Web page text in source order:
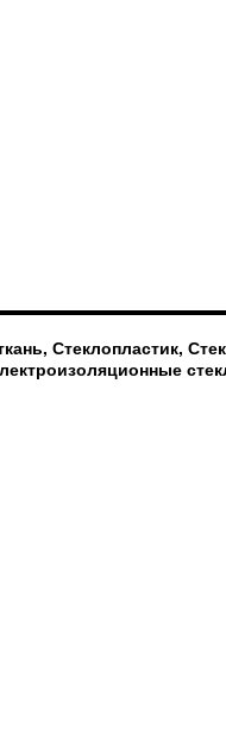
Стеклопластик,